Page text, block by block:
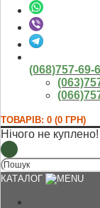
(068)757-69-
ТОВАРІВ: 0 (0 ГРН)
Нічого не куплено!
КАТАЛОГ